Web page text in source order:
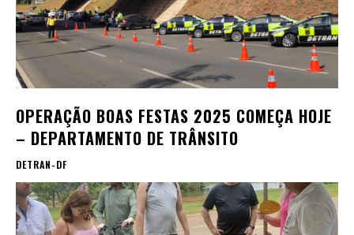
OPERAÇÃO BOAS FESTAS 2025 COMEÇA HOJE
– DEPARTAMENTO DE TRÂNSITO
DETRAN-DF